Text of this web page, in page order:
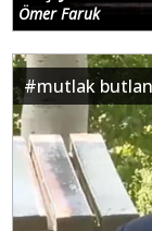
Ömer Faruk
#mutlak butlan